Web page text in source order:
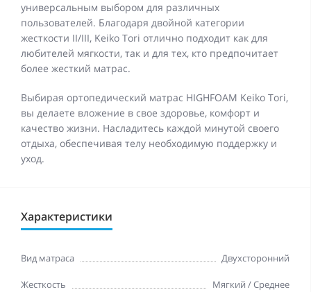
универсальным выбором для различных
пользователей. Благодаря двойной категории
жесткости II/III, Keiko Tori отлично подходит как для
любителей мягкости, так и для тех, кто предпочитает
более жесткий матрас.
Выбирая ортопедический матрас HIGHFOAM Keiko Tori,
вы делаете вложение в свое здоровье, комфорт и
качество жизни. Насладитесь каждой минутой своего
отдыха, обеспечивая телу необходимую поддержку и
уход.
Характеристики
Вид матраса Двухсторонний
Жесткость Мягкий / Среднее